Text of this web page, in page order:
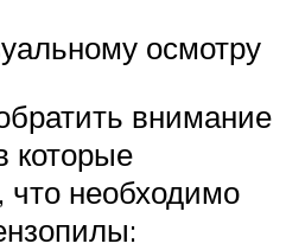
осмотру
внимание
которые
что необходимо